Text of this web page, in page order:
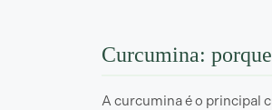
Curcumina:
A curcumina é o principal